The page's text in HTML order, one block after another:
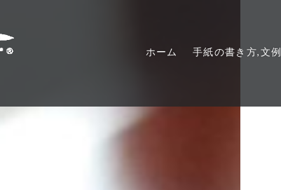
ホーム 手紙の書き方,文例